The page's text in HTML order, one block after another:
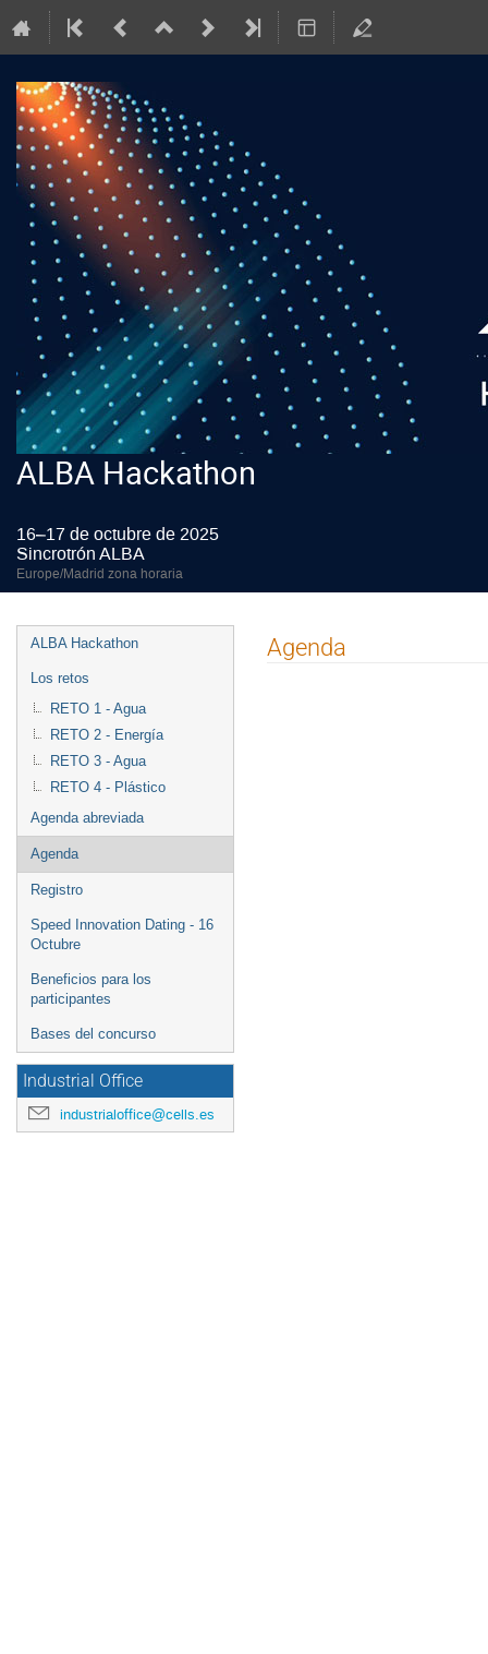
ALBA Hackathon
16–17 de octubre de 2025
Sincrotrón ALBA
Europe/Madrid zona horaria
Event
menu
ALBA Hackathon
Los retos
RETO 1 - Agua
RETO 2 - Energía
RETO 3 - Agua
RETO 4 - Plástico
Agenda abreviada
Agenda
Registro
Speed Innovation Dating - 16
Octubre
Beneficios para los
participantes
Bases del concurso
Industrial Office
industrialoffice@cells.es
Agenda